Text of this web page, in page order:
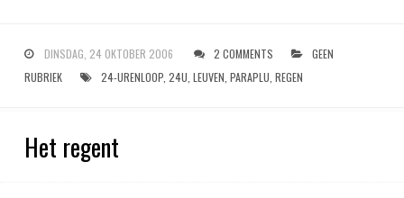
DINSDAG, 24 OKTOBER 2006 2 COMMENTS
GEEN
RUBRIEK
24-URENLOOP, 24U LEUVEN PARAPLU REGEN
Het regent